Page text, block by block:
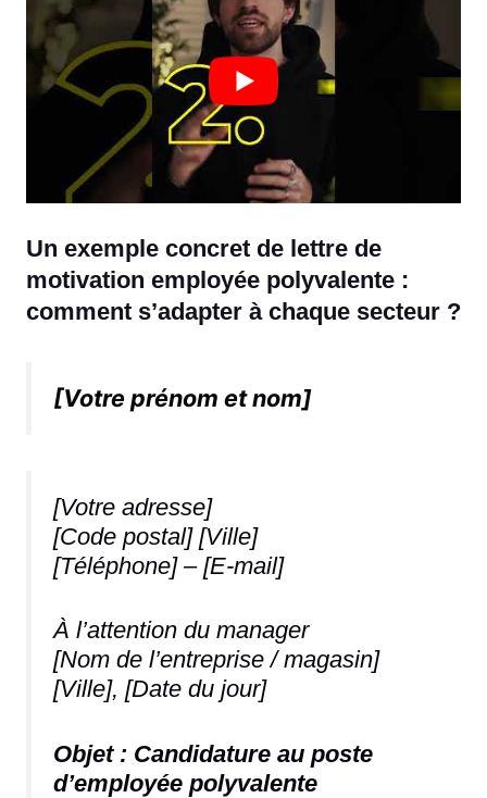
Un exemple concret de lettre de
motivation employée polyvalente :
comment s’adapter à chaque secteur ?
[Votre prénom et nom]
[Votre adresse]
[Code postal] [Ville]
[Téléphone] – [E-mail]
À l’attention du manager
[Nom de l’entreprise / magasin]
[Ville], [Date du jour]
Objet : Candidature au poste
d’employée polyvalente